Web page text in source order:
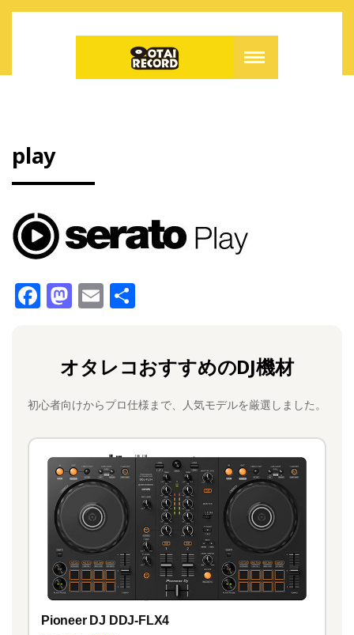
play
F
b
o
o
k
M
o
d
o
n
E
l
オタレコおすすめのDJ機材
初心者向けからプロ仕様まで、人気モデルを厳選しました。
Pioneer DJ DDJ-FLX4